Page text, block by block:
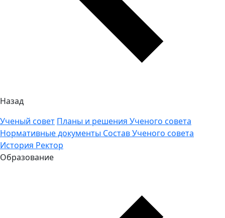
Назад
Ученый совет Планы и решения Ученого совета
Нормативные документы Состав Ученого совета
История Ректор
Образование